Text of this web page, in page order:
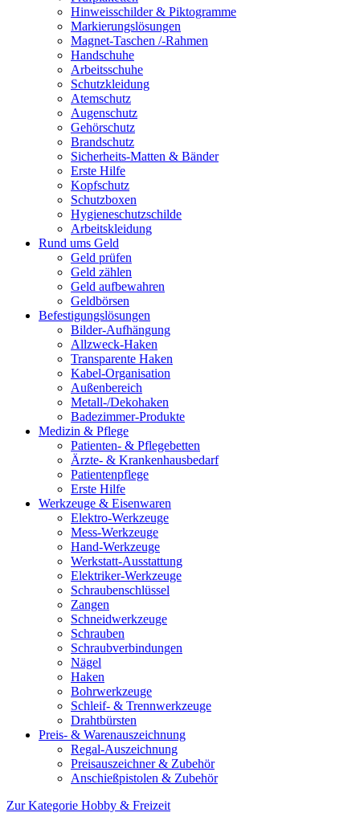
Hinweisschilder & Piktogramme
Markierungslösungen
Magnet-Taschen /-Rahmen
Handschuhe
Arbeitsschuhe
Schutzkleidung
Atemschutz
Augenschutz
Gehörschutz
Brandschutz
Sicherheits-Matten & Bänder
Erste Hilfe
Kopfschutz
Schutzboxen
Hygieneschutzschilde
Arbeitskleidung
Rund ums Geld
Geld prüfen
Geld zählen
Geld aufbewahren
Geldbörsen
Befestigungslösungen
Bilder-Aufhängung
Allzweck-Haken
Transparente Haken
Kabel-Organisation
Außenbereich
Metall-/Dekohaken
Badezimmer-Produkte
Medizin & Pflege
Patienten- & Pflegebetten
Ärzte- & Krankenhausbedarf
Patientenpflege
Erste Hilfe
Werkzeuge & Eisenwaren
Elektro-Werkzeuge
Mess-Werkzeuge
Hand-Werkzeuge
Werkstatt-Ausstattung
Elektriker-Werkzeuge
Schraubenschlüssel
Zangen
Schneidwerkzeuge
Schrauben
Schraubverbindungen
Nägel
Haken
Bohrwerkzeuge
Schleif- & Trennwerkzeuge
Drahtbürsten
Preis- & Warenauszeichnung
Regal-Auszeichnung
Preisauszeichner & Zubehör
Anschießpistolen & Zubehör
Zur Kategorie Hobby & Freizeit